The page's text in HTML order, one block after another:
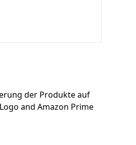
der Produkte auf
and Amazon Prime